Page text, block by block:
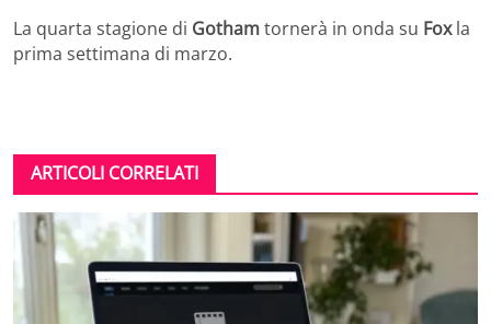
La quarta stagione di Gothamtornerà in onda su Foxla
prima settimana di marzo.
ARTICOLI CORRELATI